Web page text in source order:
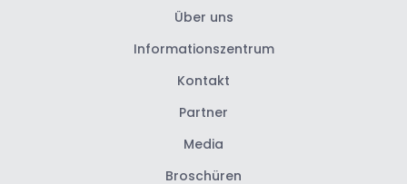
Über uns
Informationszentrum
Kontakt
Partner
Media
Broschüren